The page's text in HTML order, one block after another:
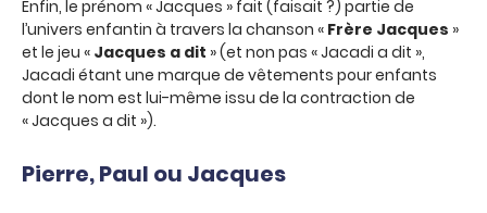
Enfin, le prénom « Jacques » fait (faisait ?) partie de
l’univers enfantin à travers la chanson « Frère Jacques »
et le jeu « Jacques a dit » (et non pas « Jacadi a dit »,
Jacadi étant une marque de vêtements pour enfants
dont le nom est lui-même issu de la contraction de
« Jacques a dit »).
Pierre, Paul ou Jacques